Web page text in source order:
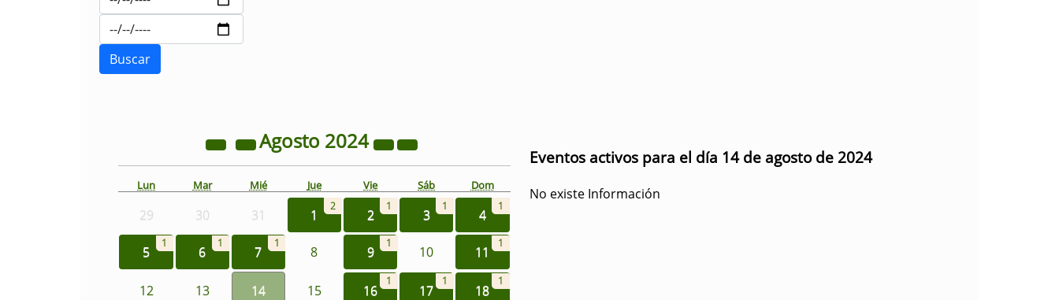
Agosto 2024
Lun Mar Mié Jue Vie Sáb Dom
29 30 31 1
2
2
1
3
1
4
1
5
1
6
1
7
1
8 9
1
10 11
1
12 13 14 15 16
1
17
1
18
1
Eventos activos para el día 14 de agosto de 2024
No existe Información